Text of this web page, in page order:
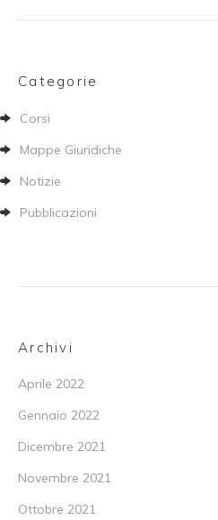
Categorie
Corsi
Mappe Giuridiche
Notizie
Pubblicazioni
Archivi
Aprile 2022
Gennaio 2022
Dicembre 2021
Novembre 2021
Ottobre 2021